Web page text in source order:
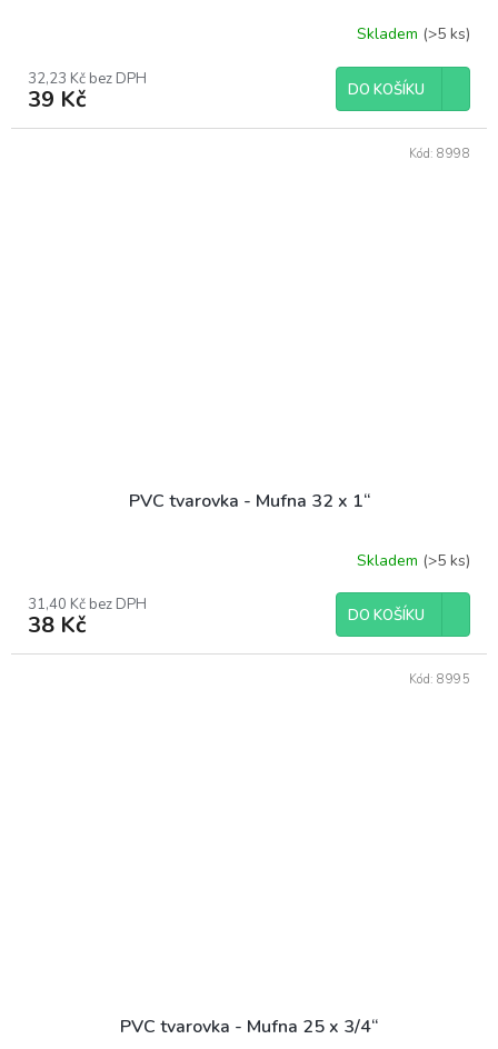
Skladem (>5 ks)
32,23 Kč bez DPH
39 Kč DO KOŠÍKU
PVC tvarovka - Mufna 32 x 1“
Skladem (>5 ks)
31,40 Kč bez DPH
38 Kč DO KOŠÍKU
Kód: 8998
PVC tvarovka - Mufna 25 x 3/4“
Kód: 8995